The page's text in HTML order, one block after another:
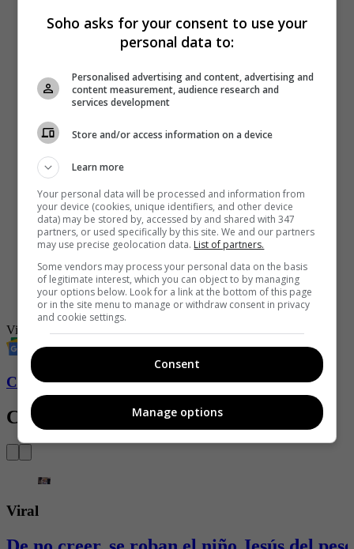
- Video: mientras capturaban a delincuente perrito pasó y lo
orinó
-“Guey, ¿cómo la dejas?”, ladrón regaña a hombre que
abandona a su novia en medio del robo
Video viral
Conozca más de Soho aquí
Contenido Relacionado
Viral
Soho asks for your consent to use your
personal data to:
Personalised advertising and content, advertising and
content measurement, audience research and
services development
Store and/or access information on a device
Learn more
Your personal data will be processed and information from
your device (cookies, unique identifiers, and other device
data) may be stored by, accessed by and shared with 347
partners, or used specifically by this site. We and our partners
may use precise geolocation data. List of partners.
Some vendors may process your personal data on the basis
of legitimate interest, which you can object to by managing
your options below. Look for a link at the bottom of this page
or in the site menu to manage or withdraw consent in privacy
and cookie settings.
Consent
Manage options